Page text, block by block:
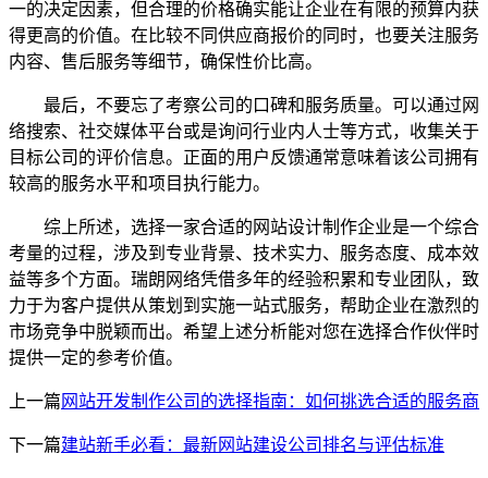
一的决定因素，但合理的价格确实能让企业在有限的预算内获
得更高的价值。在比较不同供应商报价的同时，也要关注服务
内容、售后服务等细节，确保性价比高。
最后，不要忘了考察公司的口碑和服务质量。可以通过网
络搜索、社交媒体平台或是询问行业内人士等方式，收集关于
目标公司的评价信息。正面的用户反馈通常意味着该公司拥有
较高的服务水平和项目执行能力。
综上所述，选择一家合适的网站设计制作企业是一个综合
考量的过程，涉及到专业背景、技术实力、服务态度、成本效
益等多个方面。瑞朗网络凭借多年的经验积累和专业团队，致
力于为客户提供从策划到实施一站式服务，帮助企业在激烈的
市场竞争中脱颖而出。希望上述分析能对您在选择合作伙伴时
提供一定的参考价值。
上一篇 网站开发制作公司的选择指南：如何挑选合适的服务商
下一篇建站新手必看：最新网站建设公司排名与评估标准